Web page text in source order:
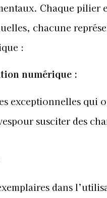
Chaque pilier
chacune
:
numérique :
exceptionnelles qui
susciter des
dans